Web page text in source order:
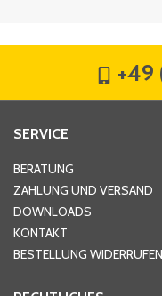
Hausnummer
+49
SERVICE
BERATUNG
ZAHLUNG UND VERSAND
DOWNLOADS
KONTAKT
BESTELLUNG WIDERRUFEN